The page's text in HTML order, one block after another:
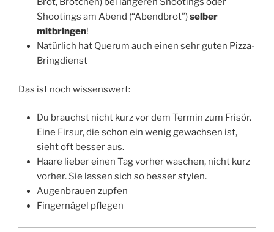
Shootings am Abend (“Abendbrot”)selber
mitbringen!
Natürlich hat Querum auch einen sehr guten Pizza-
Bringdienst
Das ist noch wissenswert:
Du brauchst nicht kurz vor dem Termin zum Frisör.
Eine Firsur, die schon ein wenig gewachsen ist,
sieht oft besser aus.
Haare lieber einen Tag vorher waschen, nicht kurz
vorher. Sie lassen sich so besser stylen.
Augenbrauen zupfen
Fingernägel pflegen